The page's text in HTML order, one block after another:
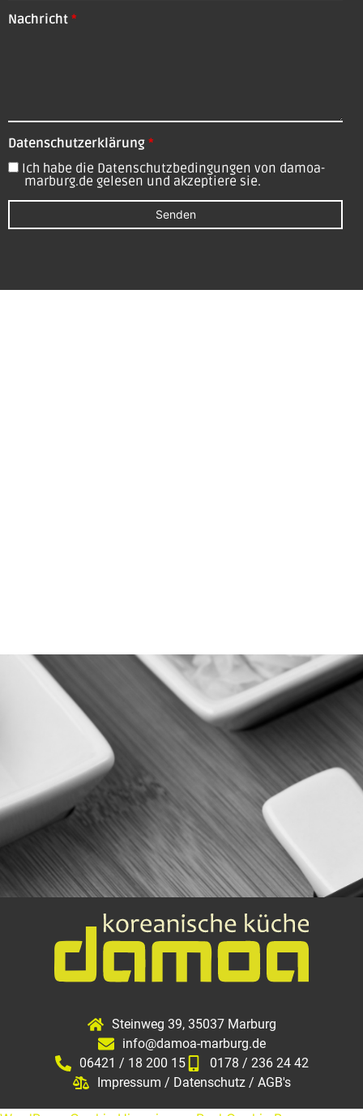
Nachricht *
Datenschutzerklärung *
Ich habe die Datenschutzbedingungen von damoa-
marburg.de gelesen und akzeptiere sie.
Steinweg 39, 35037 Marburg
info@damoa-marburg.de
06421 / 18 200 15
0178 / 236 24 42
Impressum / Datenschutz / AGB's